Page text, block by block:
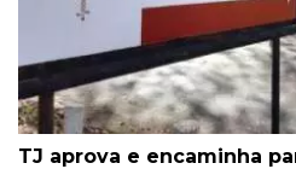
TJ aprova e encaminha